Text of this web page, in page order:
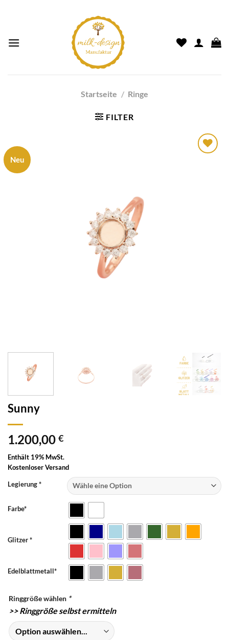
Startseite / Ringe
FILTER
Neu
Sunny
1.200,00 €
Enthält 19% MwSt.
Kostenloser Versand
Legierung *
Farbe*
Glitzer *
Edelblattmetall*
Ringgröße wählen *
>>Ringgröße selbst ermitteln